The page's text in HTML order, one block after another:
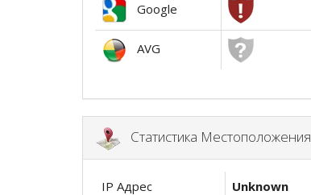
Google
AVG
Статистика Местоположения
IP Адрес
Unknown